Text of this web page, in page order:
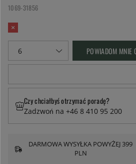
1069-31856
POWIADOM MNIE
Czy chciałbyś otrzymać poradę?
Zadzwoń na +46 8 410 95 200
DARMOWA WYSYŁKA POWYŻEJ 399
PLN